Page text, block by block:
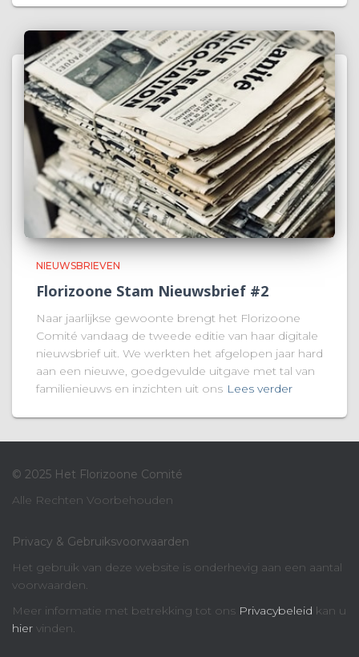
NIEUWSBRIEVEN
Florizoone Stam Nieuwsbrief #2
Naar jaarlijkse gewoonte brengt het Florizoone
Comité vandaag de tweede editie van haar digitale
nieuwsbrief uit. We werkten het afgelopen jaar hard
aan een nieuwe, goedgevulde uitgave met tal van
familienieuws en inzichten uit ons Lees verder
© 2025 Het Florizoone Comité
Alle Rechten Voorbehouden
Privacy & Gebruiksvoorwaarden
Het gebruik van deze website is onderhevig aan een aantal
voorwaarden.
Meer informatie met betrekking tot ons Privacybeleid kan u
hier vinden.